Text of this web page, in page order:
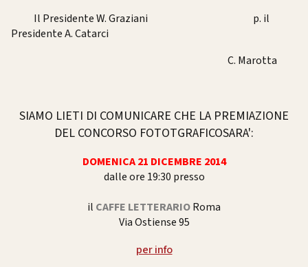
Il Presidente W. Graziani p. il
Presidente A. Catarci
C. Marotta
SIAMO LIETI DI COMUNICARE CHE LA PREMIAZIONE
DEL CONCORSO FOTOTGRAFICOSARA':
DOMENICA 21 DICEMBRE 2014
dalle ore 19:30 presso
il CAFFE LETTERARIORoma
Via Ostiense 95
per info